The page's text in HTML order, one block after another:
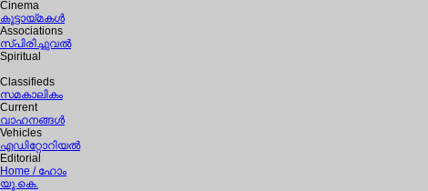
Cinema
കൂട്ടായ്മകള്‍
Associations
സ്പിരിച്ചുവല്‍
Spiritual
Classifieds
സമകാലികം
Current
വാഹനങ്ങള്‍
Vehicles
എഡിറ്റോറിയല്‍
Editorial
Home / ഹോം
യൂ.കെ.